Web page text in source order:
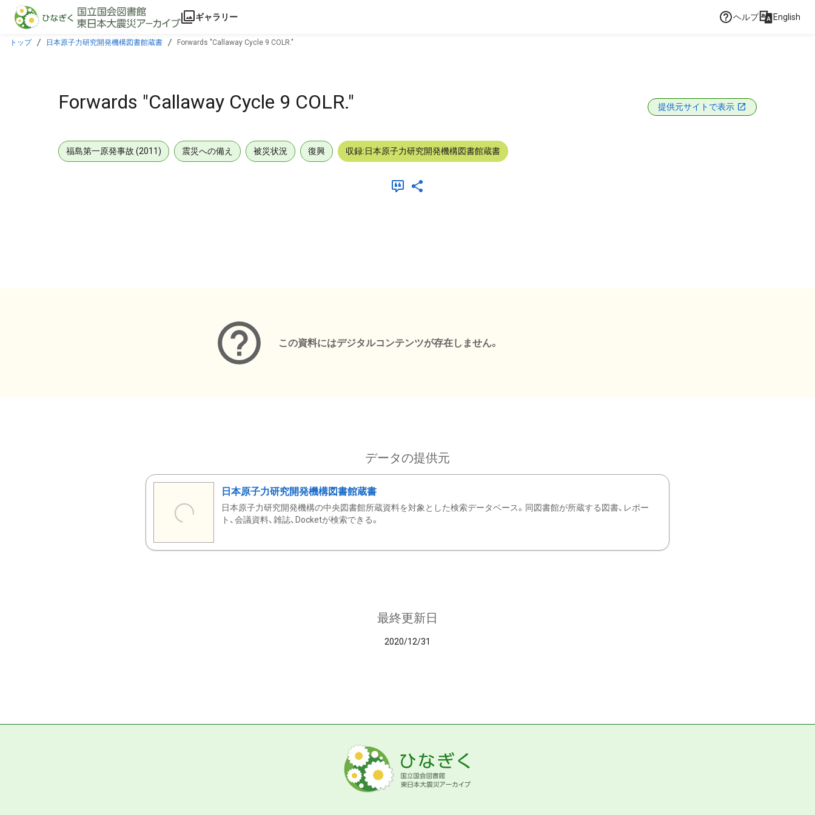
本文に飛ぶ
ギャラリー ヘルプ English
トップ 日本原子力研究開発機構図書館蔵書 Forwards "Callaway Cycle 9 COLR."
Forwards "Callaway Cycle 9 COLR." 提供元サイトで表示
福島第一原発事故 (2011) 震災への備え 被災状況 復興 収録:日本原子力研究開発機構図書館蔵書
この資料にはデジタルコンテンツが存在しません。
データの提供元
日本原子力研究開発機構図書館蔵書
日本原子力研究開発機構の中央図書館所蔵資料を対象とした検索データベース。同図書館が所蔵する図書、レポー
ト、会議資料、雑誌、Docketが検索できる。
最終更新日
2020/12/31